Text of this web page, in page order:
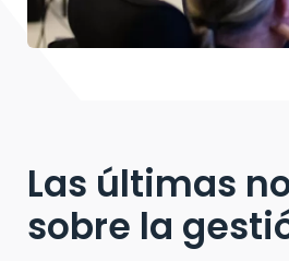
Las últimas
sobre la